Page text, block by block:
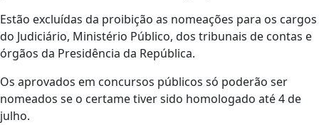
Estão excluídas da proibição as nomeações para os cargos
do Judiciário, Ministério Público, dos tribunais de contas e
órgãos da Presidência da República.
Os aprovados em concursos públicos só poderão ser
nomeados se o certame tiver sido homologado até 4 de
julho.